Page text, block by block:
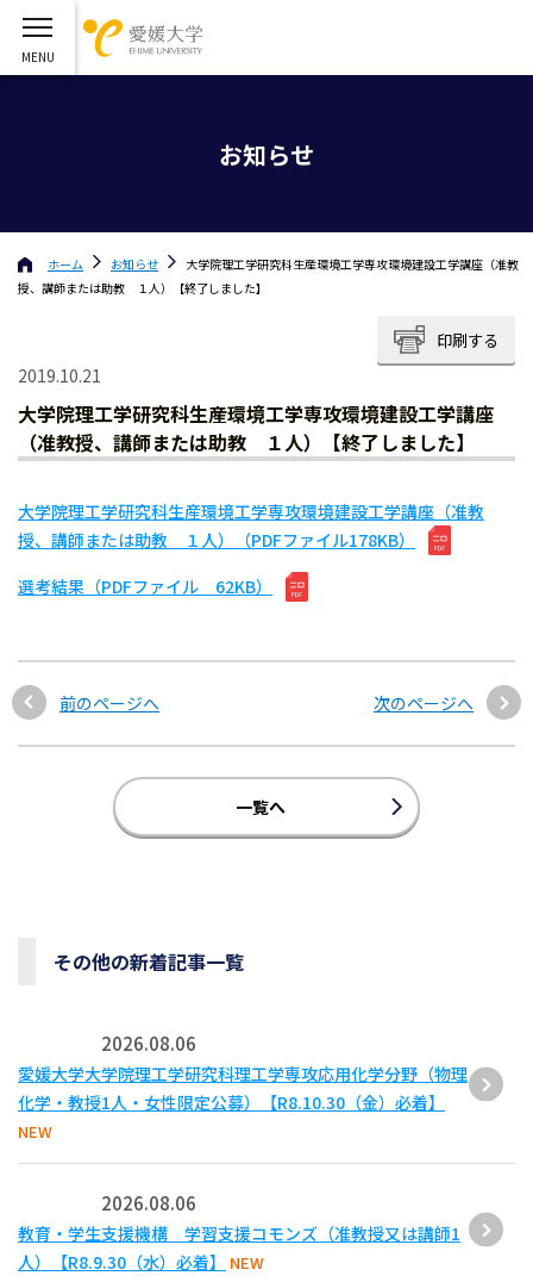
お知らせ
ホーム お知らせ
大学院理工学研究科生産環境工学専攻環境建設工学講座（准教
授、講師または助教 １人）【終了しました】
印刷する
2019.10.21
大学院理工学研究科生産環境工学専攻環境建設工学講座
（准教授、講師または助教 １人）【終了しました】
大学院理工学研究科生産環境工学専攻環境建設工学講座（准教
授、講師または助教 １人）（PDFファイル178KB）
選考結果（PDFファイル 62KB）
前のページへ 次のページへ
一覧へ
その他の新着記事一覧
2026.08.06
愛媛大学大学院理工学研究科理工学専攻応用化学分野（物理
化学・教授1人・女性限定公募）【R8.10.30（金）必着】
NEW
2026.08.06
教育・学生支援機構 学習支援コモンズ（准教授又は講師1
人）【R8.9.30（水）必着】
NEW